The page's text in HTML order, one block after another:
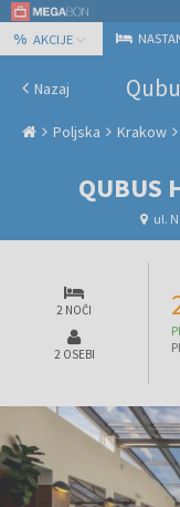
% AKCIJE
Nazaj
Poljska Krakow
QUBUS
ul.
2 NOČI
2 OSEBI